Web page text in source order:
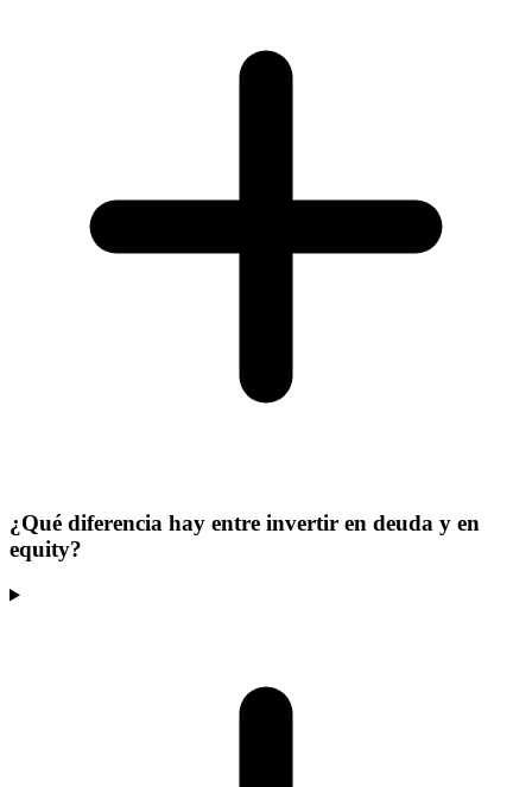
¿Qué diferencia hay entre invertir en deuda y en
equity?